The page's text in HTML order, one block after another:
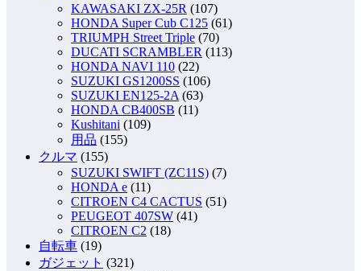
KAWASAKI ZX-25R (107)
HONDA Super Cub C125 (61)
TRIUMPH Street Triple (70)
DUCATI SCRAMBLER (113)
HONDA NAVI 110 (22)
SUZUKI GS1200SS (106)
SUZUKI EN125-2A (63)
HONDA CB400SB (11)
Kushitani (109)
用品 (155)
クルマ (155)
SUZUKI SWIFT (ZC11S) (7)
HONDA e (11)
CITROEN C4 CACTUS (51)
PEUGEOT 407SW (41)
CITROEN C2 (18)
自転車 (19)
ガジェット (321)